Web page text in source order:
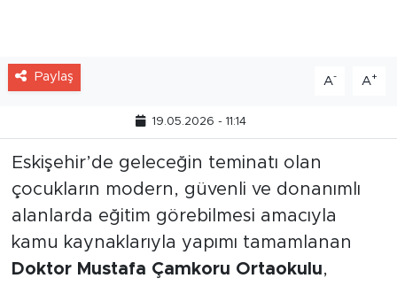
Paylaş A- A+
19.05.2026 - 11:14
Eskişehir’de geleceğin teminatı olan
çocukların modern, güvenli ve donanımlı
alanlarda eğitim görebilmesi amacıyla
kamu kaynaklarıyla yapımı tamamlanan
Doktor Mustafa Çamkoru Ortaokulu,